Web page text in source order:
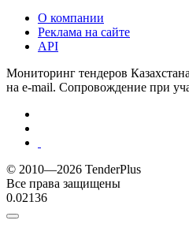
О компании
Реклама на сайте
API
Мониторинг тендеров
на e-mail. Сопровождение при
© 2010—2026 TenderPlus
Все права защищены
0.02136